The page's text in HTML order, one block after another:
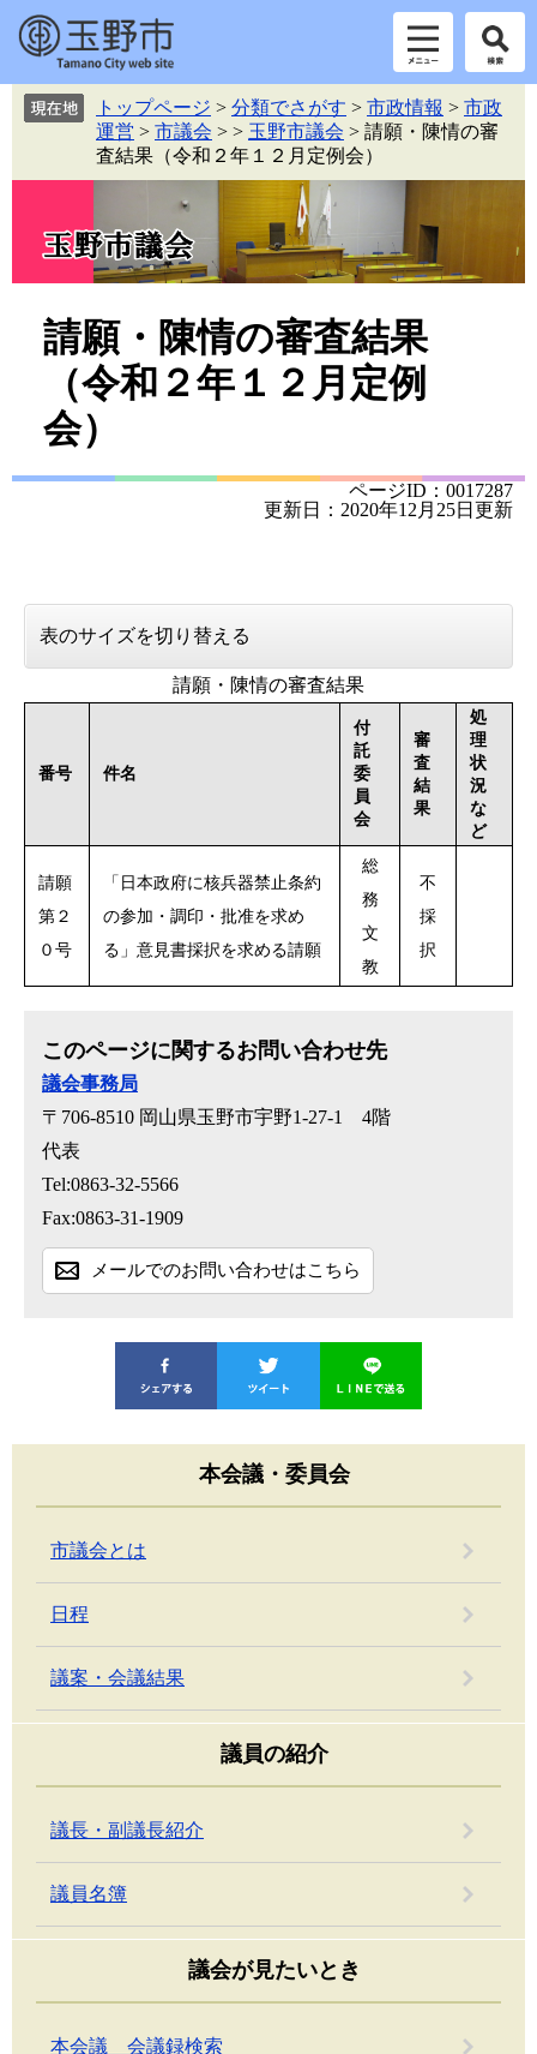
トップページ > 分類でさがす > 市政情報 > 市政
運営 > 市議会 > > 玉野市議会 > 請願・陳情の審
査結果（令和２年１２月定例会）
請願・陳情の審査結果
（令和２年１２月定例
会）
ページID：0017287
更新日：2020年12月25日更新
表のサイズを切り替える
請願・陳情の審査結果
番号 件名
付
託
委
員
会
審
査
結
果
処
理
状
況
な
ど
請願
第２
０号
「日本政府に核兵器禁止条約
の参加・調印・批准を求め
る」意見書採択を求める請願
総
務
文
教
不
採
択
このページに関するお問い合わせ先
議会事務局
〒706-8510 岡山県玉野市宇野1-27-1 4階
代表
Tel:0863-32-5566
Fax:0863-31-1909
メールでのお問い合わせはこちら
本会議・委員会
市議会とは
日程
議案・会議結果
議員の紹介
議長・副議長紹介
議員名簿
議会が見たいとき
本会議 会議録検索